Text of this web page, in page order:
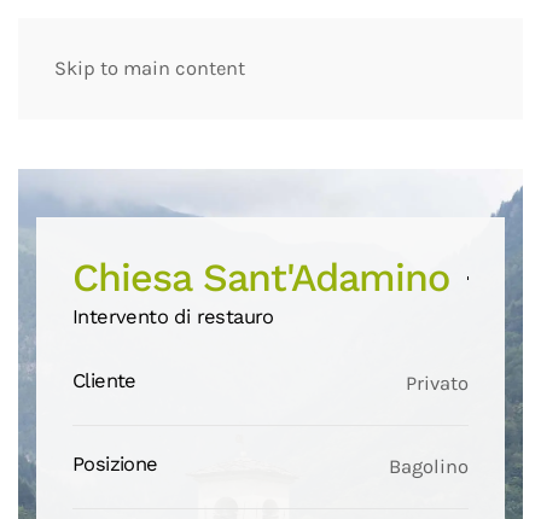
Skip to main content
Chiesa Sant'Adamino
Intervento di restauro
Cliente Privato
Posizione Bagolino